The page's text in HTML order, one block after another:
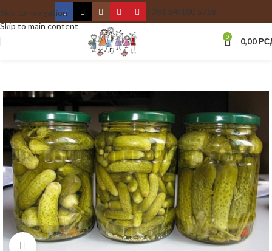
Skip to navigation
Skip to main content
+381 64/100 5758
0 0,00
Kliknite za uvećanje